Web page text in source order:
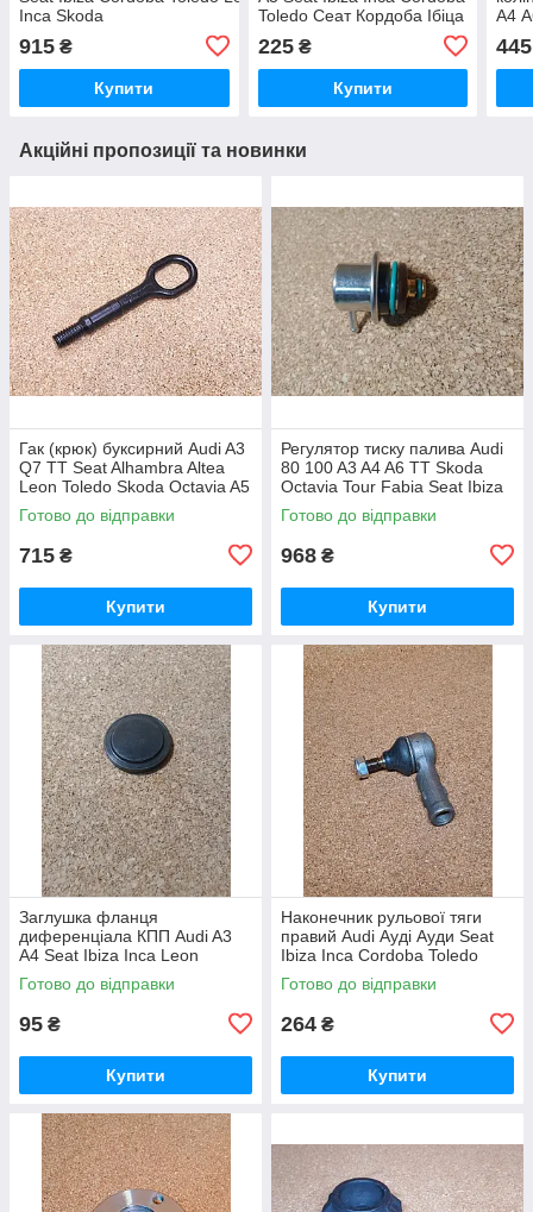
Inca Skoda
Ібіца Ибица Інса Инса
Толедо Леон Шкода
915 ₴
Купити
Toledo Сеат Кордоба Ібіца
Ибица Інса Инса Толедо
Леон Ауді Ауди А3
225₴
Купити
А4
445
Акційні пропозиції та новинки
Гак (крюк) буксирний Audi A3
Q7 TT Seat Alhambra Altea
Leon Toledo Skoda Octavia A5
Superb Yeti Ауді Ауди А3 ТТ
Сеат Алтеа
Готово до відправки
715 ₴
Купити
Регулятор тиску палива Audi
80 100 A3 A4 A6 TT Skoda
Octavia Tour Fabia Seat Ibiza
Cordoba Toledo Leon
Alhambra Ауді Ауди А3 А4
Готово до відправки
968 ₴
Купити
Заглушка фланця
диференціала КПП Audi A3
A4 Seat Ibiza Inca Leon
Cordoba Toledo León Skoda
Fabia Octavia Superb Сеат
Готово до відправки
95 ₴
Купити
Наконечник рульової тяги
правий Audi Ауді Ауди Seat
Ibiza Inca Cordoba Toledo
Сеат Ібіца Ибица Інса Инса
Толедо Кордоба
Готово до відправки
264 ₴
Купити